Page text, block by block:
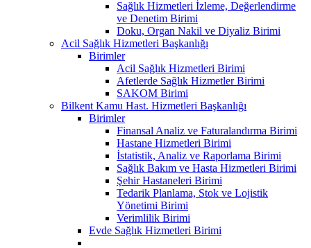
Sağlık Hizmetleri İzleme, Değerlendirme
ve Denetim Birimi
Doku, Organ Nakil ve Diyaliz Birimi
Acil Sağlık Hizmetleri Başkanlığı
Birimler
Acil Sağlık Hizmetleri Birimi
Afetlerde Sağlık Hizmetler Birimi
SAKOM Birimi
Bilkent Kamu Hast. Hizmetleri Başkanlığı
Birimler
Finansal Analiz ve Faturalandırma Birimi
Hastane Hizmetleri Birimi
İstatistik, Analiz ve Raporlama Birimi
Sağlık Bakım ve Hasta Hizmetleri Birimi
Şehir Hastaneleri Birimi
Tedarik Planlama, Stok ve Lojistik
Yönetimi Birimi
Verimlilik Birimi
Evde Sağlık Hizmetleri Birimi